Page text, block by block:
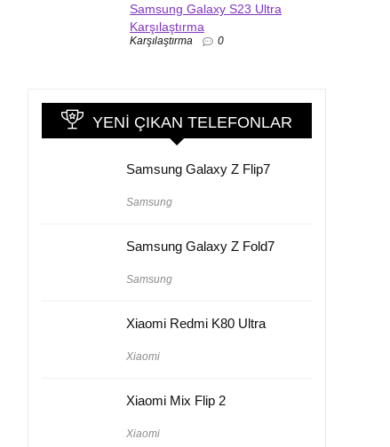
Samsung Galaxy S23 Ultra
Karşılaştırma
Karşılaştırma 0
YENI ÇIKAN TELEFONLAR
Samsung Galaxy Z Flip7
Samsung
Samsung Galaxy Z Fold7
Samsung
Xiaomi Redmi K80 Ultra
Xiaomi
Xiaomi Mix Flip 2
Xiaomi